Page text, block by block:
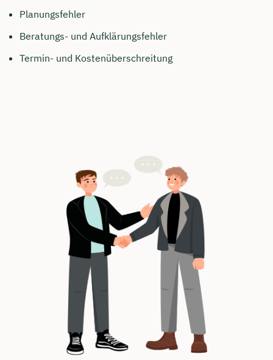
Planungsfehler
Beratungs- und Aufklärungsfehler
Termin- und Kostenüberschreitung